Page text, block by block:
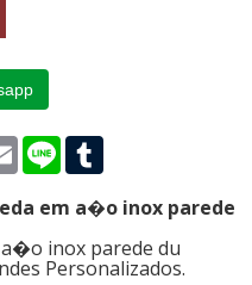
EmailLine
em a�o inox parede
a�o inox parede du
Personalizados.